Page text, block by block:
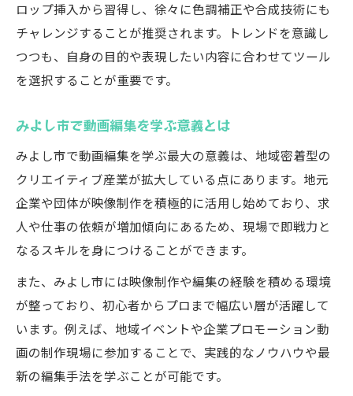
動画編集業界の最新動向を探る
クリエイターが知るべき求人情報の特徴
動画編集現場のリアルな業務内容紹介
動画編集の現場から見る地域活性化の今
動画編集が地域に与える経済的効果
みよし市活性化を支える動画編集プロジェ
クト
地域イベントで活躍する動画編集の役割
動画編集で生まれる新たな地域価値
行政連携による動画編集活用事例
After Effects活用で差がつく動画編集術
After Effectsで魅せる動画編集テクニック
動画編集に必須のツール選びポイント
みよし市現場で使われる編集ノウハウ
ロップ挿入から習得し、徐々に色調補正や合成技術にも
チャレンジすることが推奨されます。トレンドを意識し
つつも、自身の目的や表現したい内容に合わせてツール
を選択することが重要です。
みよし市で動画編集を学ぶ意義とは
みよし市で動画編集を学ぶ最大の意義は、地域密着型の
クリエイティブ産業が拡大している点にあります。地元
企業や団体が映像制作を積極的に活用し始めており、求
人や仕事の依頼が増加傾向にあるため、現場で即戦力と
なるスキルを身につけることができます。
また、みよし市には映像制作や編集の経験を積める環境
が整っており、初心者からプロまで幅広い層が活躍して
います。例えば、地域イベントや企業プロモーション動
画の制作現場に参加することで、実践的なノウハウや最
新の編集手法を学ぶことが可能です。